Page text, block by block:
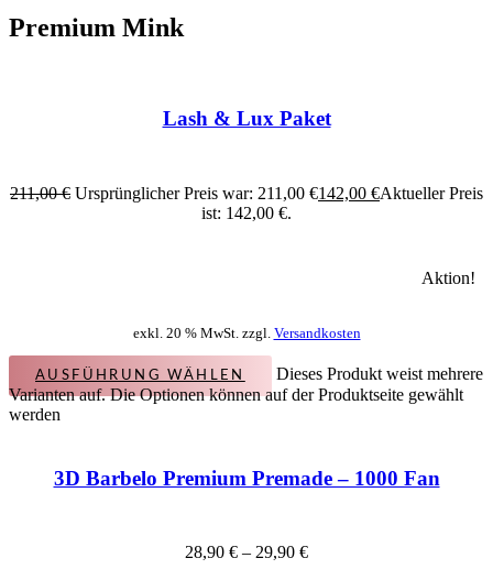
Premium Mink
Lash & Lux Paket
211,00€ Ursprünglicher Preis war: 211,00 €142,00 €Aktueller Preis
ist: 142,00 €.
Aktion!
exkl. 20 % MwSt. zzgl. Versandkosten
AUSFÜHRUNG WÄHLEN
Dieses Produkt weist mehrere
Varianten auf. Die Optionen können auf der Produktseite gewählt
werden
3D Barbelo Premium Premade – 1000 Fan
28,90 € – 29,90 €